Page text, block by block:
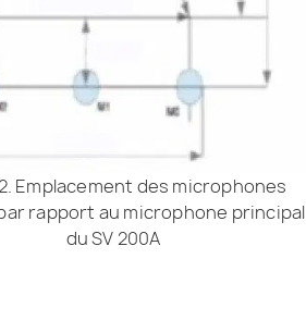
Emplacement des microphones
rapport au microphone principal
du SV 200A